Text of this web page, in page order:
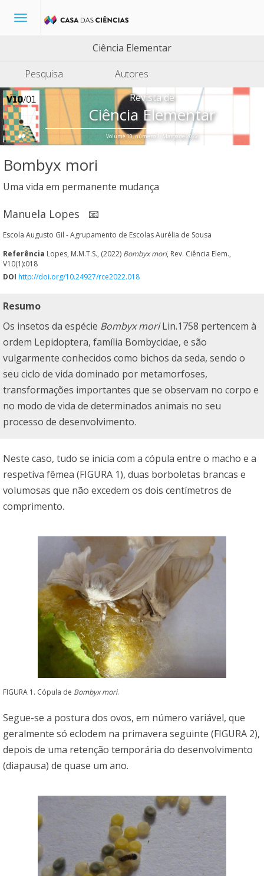
Toggle
Ciência Elementar
Pesquisa
Autores
Revista de
Ciência Elementar
Volume 10, número 1, Março de 2022
Bombyx mori
Uma vida em permanente mudança
Manuela Lopes 📧
Escola Augusto Gil - Agrupamento de Escolas Aurélia de Sousa
Referência Lopes, M.M.T.S., (2022) Bombyx mori, Rev. Ciência Elem.,
V10(1):018
DOI http://doi.org/10.24927/rce2022.018
Resumo
Os insetos da espécie Bombyx moriLin.1758 pertencem à
ordem Lepidoptera, família Bombycidae, e são
vulgarmente conhecidos como bichos da seda, sendo o
seu ciclo de vida dominado por metamorfoses,
transformações importantes que se observam no corpo e
no modo de vida de determinados animais no seu
processo de desenvolvimento.
Neste caso, tudo se inicia com a cópula entre o macho e a
respetiva fêmea (FIGURA 1), duas borboletas brancas e
volumosas que não excedem os dois centímetros de
comprimento.
FIGURA 1. Cópula de Bombyx mori.
Segue-se a postura dos ovos, em número variável, que
geralmente só eclodem na primavera seguinte (FIGURA 2),
depois de uma retenção temporária do desenvolvimento
(diapausa) de quase um ano.